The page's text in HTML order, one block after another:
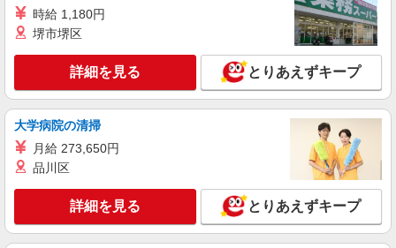
株式会社トラストグロース 新宿本社 第1営業部
時給：1500円〜 ※資格・経験などによる。
千葉県千葉市花見川区
キープ 詳細を見る
派遣社員
≪幕張駅≫夜勤なし！未経験・ブランクOKの
時給1600円〜2250円 ＜日払い有/週払い有/交
時給 1,180円
堺市堺区
詳細を見る とりあえずキープ
大学病院の清掃
月給 273,650円
品川区
詳細を見る とりあえずキープ